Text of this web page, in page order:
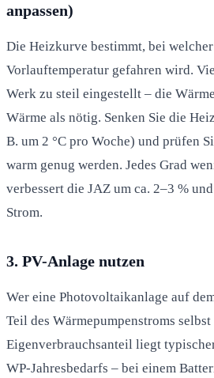
anpassen)
Die Heizkurve bestimmt, bei
Vorlauftemperatur gefahren wird.
Werk zu steil eingestellt – die
Wärme als nötig. Senken Sie die
B. um 2 °C pro Woche) und prüfen
warm genug werden. Jedes Grad
verbessert die JAZ um ca. 2–3 %
Strom.
3. PV-Anlage nutzen
Wer eine Photovoltaikanlage auf
Teil des Wärmepumpenstroms
Eigenverbrauchsanteil liegt
WP-Jahresbedarfs – bei einem